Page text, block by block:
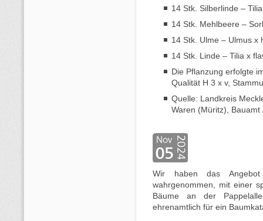
14 Stk. Silberlinde –
14 Stk. Mehlbeere –
14 Stk. Ulme – Ulmus x
14 Stk. Linde – Tilia x
Die Pflanzung erfolgte
Qualität H 3 x v,
Quelle: Landkreis
Waren (Müritz),
Wir haben das Angebot
wahrgenommen, mit einer
Bäume an der
ehrenamtlich für ein